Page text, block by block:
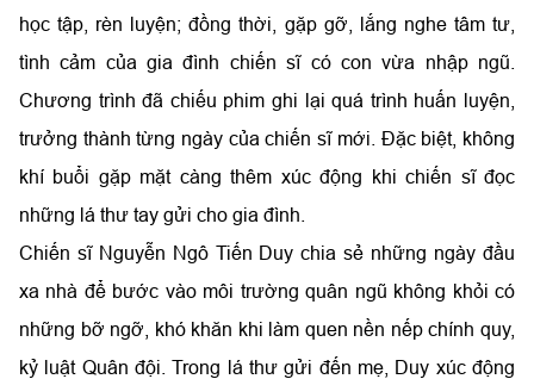
học tập, rèn luyện; đồng thời, gặp gỡ, lắng nghe tâm tư,
tình cảm của gia đình chiến sĩ có con vừa nhập ngũ.
Chương trình đã chiếu phim ghi lại quá trình huấn luyện,
trưởng thành từng ngày của chiến sĩ mới. Đặc biệt, không
khí buổi gặp mặt càng thêm xúc động khi chiến sĩ đọc
những lá thư tay gửi cho gia đình.
Chiến sĩ Nguyễn Ngô Tiến Duy chia sẻ những ngày đầu
xa nhà để bước vào môi trường quân ngũ không khỏi có
những bỡ ngỡ, khó khăn khi làm quen nền nếp chính quy,
kỷ luật Quân đội. Trong lá thư gửi đến mẹ, Duy xúc động